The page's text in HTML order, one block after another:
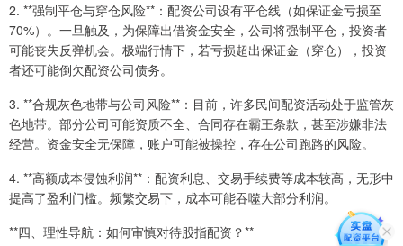
2. **强制平仓与穿仓风险**：配资公司设有平仓线（如保证金亏损至
70%）。一旦触及，为保障出借资金安全，公司将强制平仓，投资者
可能丧失反弹机会。极端行情下，若亏损超出保证金（穿仓），投资
者还可能倒欠配资公司债务。
3. **合规灰色地带与公司风险**：目前，许多民间配资活动处于监管灰
色地带。部分公司可能资质不全、合同存在霸王条款，甚至涉嫌非法
经营。资金安全无保障，账户可能被操控，存在公司跑路的风险。
4. **高额成本侵蚀利润**：配资利息、交易手续费等成本较高，无形中
提高了盈利门槛。频繁交易下，成本可能吞噬大部分利润。
**四、理性导航：如何审慎对待股指配资？**